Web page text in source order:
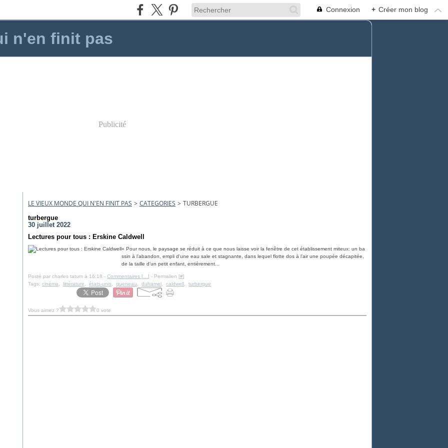
Connexion + Créer mon blog
n'en finit pas
Publicité
LE VIEUX MONDE QUI N'EN FINIT PAS > CATEGORIES > TURBERGUE
turbergue
30 juillet 2022
Lectures pour tous : Erskine Caldwell
« Pour nous, le paysage se réduit à ce que nous laisse voir la fenêtre de cet établissement miteux: un ba
ssin à l’abandon, empli d’une eau sale et stagnante, dans lequel flotte dos à l’air une poupée décapitée,
de la taille d’un petit enfant, entièrement...
Posté par charles tatum à 16:18 - Commentaires [ ] - Permalien [#]
Tags: cinéma littérature états-unis queneau duhamel caldwell turbergue
Vous aimez ? 0 vote